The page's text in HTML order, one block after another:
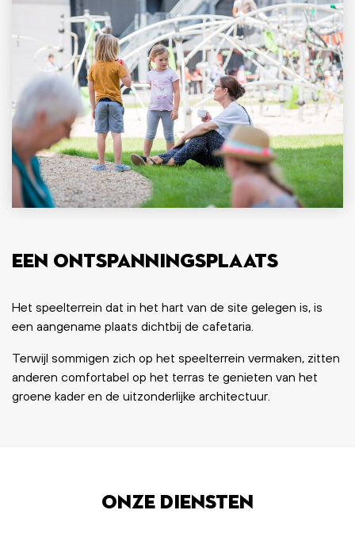
Een ontspanningsplaats
Het speelterrein dat in het hart van de site gelegen is, is
een aangename plaats dichtbij de cafetaria.
Terwijl sommigen zich op het speelterrein vermaken, zitten
anderen comfortabel op het terras te genieten van het
groene kader en de uitzonderlijke architectuur.
Onze diensten